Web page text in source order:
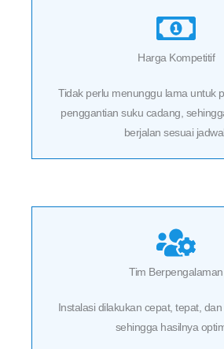
Harga Kompetitif
Tidak perlu menunggu lama untuk
penggantian suku cadang,
berjalan sesuai jadwal.
Tim Berpengalaman
Instalasi dilakukan cepat, tepat,
sehingga hasilnya